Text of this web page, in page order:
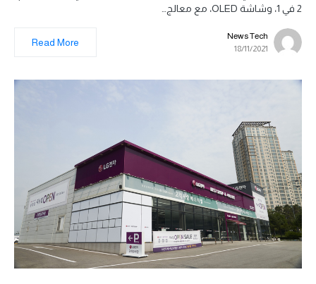
2 في 1، وشاشة OLED، مع معالج…
News Tech
18/11/2021
Read More